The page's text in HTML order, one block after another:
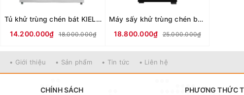
Tủ khử trùng chén bát KIELER KL-TK-132
14.200.000₫
18.000.000₫
Máy sấy khử trùng chén bát Kieler tích hợp lò nướng KL-TL520
18.800.000₫
25.000.000₫
• Giới thiệu • Sản phẩm • Tin tức • Liên hệ
CHÍNH SÁCH
PHƯƠNG THỨC